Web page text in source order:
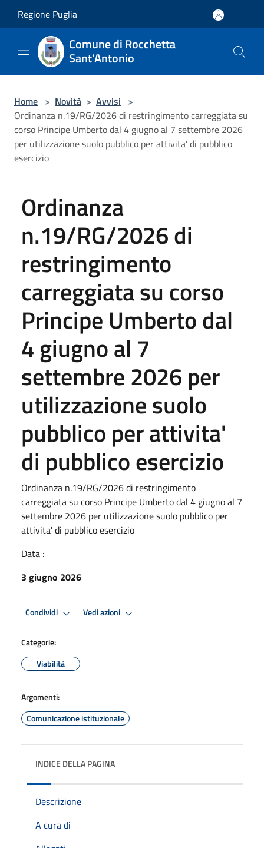
Regione Puglia
Comune di Rocchetta
Sant'Antonio
Home > Novità > Avvisi >
Ordinanza n.19/RG/2026 di restringimento carreggiata su
corso Principe Umberto dal 4 giugno al 7 settembre 2026
per utilizzazione suolo pubblico per attivita' di pubblico
esercizio
Ordinanza
n.19/RG/2026 di
restringimento
carreggiata su corso
Principe Umberto dal
4 giugno al 7
settembre 2026 per
utilizzazione suolo
pubblico per attivita'
di pubblico esercizio
Ordinanza n.19/RG/2026 di restringimento
carreggiata su corso Principe Umberto dal 4 giugno al 7
settembre 2026 per utilizzazione suolo pubblico per
attivita' di pubblico esercizio
Data :
3 giugno 2026
Condividi Vedi azioni
Categorie:
Viabilità
Argomenti:
Comunicazione istituzionale
INDICE DELLA PAGINA
Descrizione
A cura di